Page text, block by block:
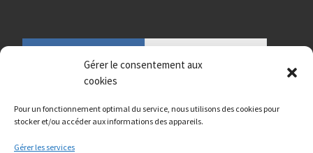
Gérer le consentement aux
cookies
Pour un fonctionnement optimal du service, nous utilisons des cookies pour
stocker et/ou accéder aux informations des appareils.
Gérer les services